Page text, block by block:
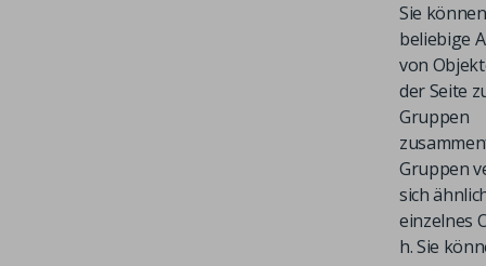
Sie
beliebige
von
der Seite
Gruppen
Gruppen
sich
einzelnes
h. Sie